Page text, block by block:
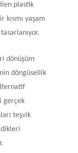
plastik
kısmı yaşam
dönüşüm
döngüsellik
gerçek
teşvik